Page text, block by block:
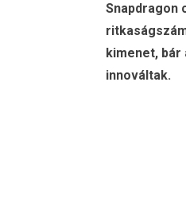
Snapdragon
kimenet, bár
innováltak.